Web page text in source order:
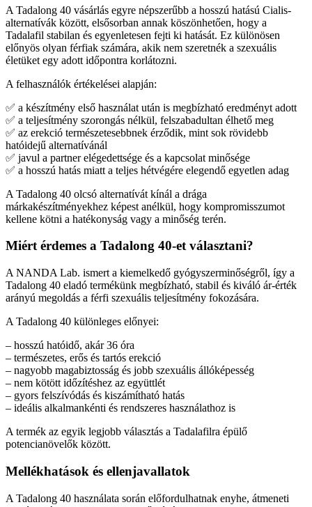
A Tadalong 40 vásárlás egyre népszerűbb a hosszú hatású Cialis-
alternatívák között, elsősorban annak köszönhetően, hogy a
Tadalafil stabilan és egyenletesen fejti ki hatását. Ez különösen
előnyös olyan férfiak számára, akik nem szeretnék a szexuális
életüket egy adott időpontra korlátozni.
A felhasználók értékelései alapján:
✅ a készítmény első használat után is megbízható eredményt adott
✅ a teljesítmény szorongás nélkül, felszabadultan élhető meg
✅ az erekció természetesebbnek érződik, mint sok rövidebb
hatóidejű alternatívánál
✅ javul a partner elégedettsége és a kapcsolat minősége
✅ a hosszú hatás miatt a teljes hétvégére elegendő egyetlen adag
A Tadalong 40 olcsó alternatívát kínál a drága
márkakészítményekhez képest anélkül, hogy kompromisszumot
kellene kötni a hatékonyság vagy a minőség terén.
Miért érdemes a Tadalong 40-et választani?
A NANDA Lab. ismert a kiemelkedő gyógyszerminőségről, így a
Tadalong 40 eladó termékünk megbízható, stabil és kiváló ár-érték
arányú megoldás a férfi szexuális teljesítmény fokozására.
A Tadalong 40 különleges előnyei:
– hosszú hatóidő, akár 36 óra
– természetes, erős és tartós erekció
– nagyobb magabiztosság és jobb szexuális állóképesség
– nem kötött időzítéshez az együttlét
– gyors felszívódás és kiszámítható hatás
– ideális alkalmankénti és rendszeres használathoz is
A termék az egyik legjobb választás a Tadalafilra épülő
potencianövelők között.
Mellékhatások és ellenjavallatok
A Tadalong 40 használata során előfordulhatnak enyhe, átmeneti